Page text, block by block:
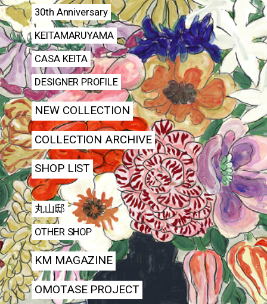
30th Anniversary
KEITAMARUYAMA
CASA KEITA
DESIGNER PROFILE
NEW COLLECTION
COLLECTION ARCHIVE
SHOP LIST
丸山邸
OTHER SHOP
KM MAGAZINE
OMOTASE PROJECT